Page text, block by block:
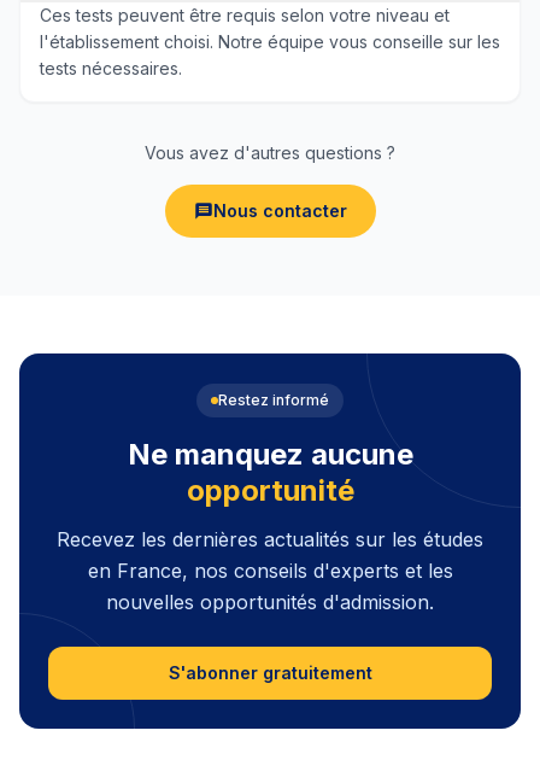
Ces tests peuvent être requis selon votre niveau et
l'établissement choisi. Notre équipe vous conseille sur les
tests nécessaires.
Vous avez d'autres questions ?
Nous contacter
Restez informé
Ne manquez aucune
opportunité
Recevez les dernières actualités sur les études
en France, nos conseils d'experts et les
nouvelles opportunités d'admission.
S'abonner gratuitement